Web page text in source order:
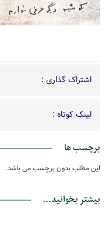
اشتراک گذاری :
لینک کوتاه :
برچسب ها
این مطلب بدون برچسب می باشد.
بیشتر بخوانید...